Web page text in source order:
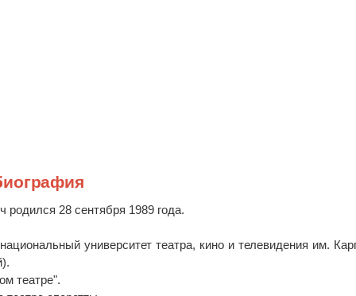
родился 28 сентября 1989 года.
университет театра, кино и телевидения им.
театре".